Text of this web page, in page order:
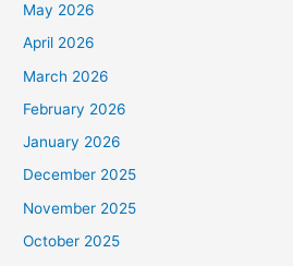
May 2026
April 2026
March 2026
February 2026
January 2026
December 2025
November 2025
October 2025